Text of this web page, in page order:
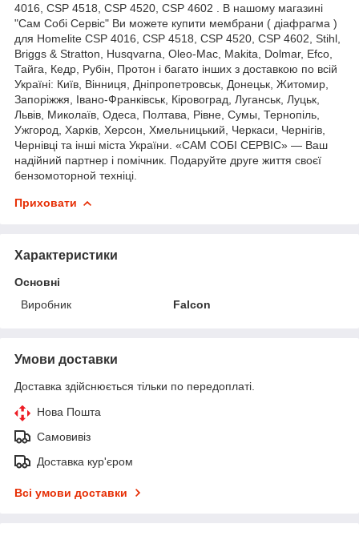
4016, CSP 4518, CSP 4520, CSP 4602 . В нашому магазині
"Сам Собі Сервіс" Ви можете купити мембрани ( діафрагма )
для Homelite CSP 4016, CSP 4518, CSP 4520, CSP 4602, Stihl,
Briggs & Stratton, Husqvarna, Oleo-Mac, Makita, Dolmar, Efco,
Тайга, Кедр, Рубін, Протон і багато інших з доставкою по всій
Україні: Київ, Вінниця, Дніпропетровськ, Донецьк, Житомир,
Запоріжжя, Івано-Франківськ, Кіровоград, Луганськ, Луцьк,
Львів, Миколаїв, Одеса, Полтава, Рівне, Сумы, Тернопіль,
Ужгород, Харків, Херсон, Хмельницький, Черкаси, Чернігів,
Чернівці та інші міста України. «САМ СОБІ СЕРВІС» — Ваш
надійний партнер і помічник. Подаруйте друге життя своєї
бензомоторной техніці.
Приховати
Характеристики
Основні
Виробник
Falcon
Умови доставки
Доставка здійснюється тільки по передоплаті.
Нова Пошта
Самовивіз
Доставка кур'єром
Всі умови доставки